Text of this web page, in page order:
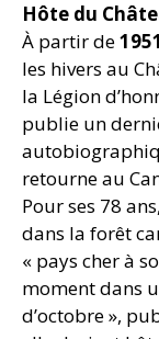
Hôte du
À partir de1951
les hivers au
la Légion
publie un
retourne au
Pour ses 78
dans la forêt
« pays cher à
moment dans
d’octobre »,